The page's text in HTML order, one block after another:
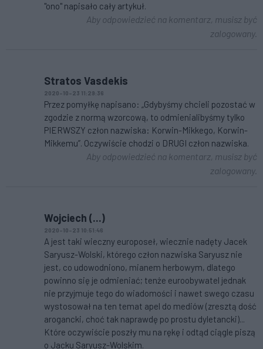
"ono" napisało cały artykuł.
Aby odpowiedzieć na komentarz, musisz być
zalogowany.
Stratos Vasdekis
2020-10-23 11:29:36
Przez pomyłkę napisano: „Gdybyśmy chcieli pozostać w
zgodzie z normą wzorcową, to odmienialibyśmy tylko
PIERWSZY człon nazwiska: Korwin-Mikkego, Korwin-
Mikkemu”. Oczywiście chodzi o DRUGI człon nazwiska.
Aby odpowiedzieć na komentarz, musisz być
zalogowany.
Wojciech (...)
2020-10-23 10:51:46
A jest taki wieczny europoseł, wiecznie nadęty Jacek
Saryusz-Wolski, którego człon nazwiska Saryusz nie
jest, co udowodniono, mianem herbowym, dlatego
powinno się je odmieniać; tenże euroobywatel jednak
nie przyjmuje tego do wiadomości i nawet swego czasu
wystosował na ten temat apel do mediów (zresztą dość
arogancki, choć tak naprawdę po prostu dyletancki)...
Które oczywiście poszły mu na rękę i odtąd ciągle piszą
o Jacku Saryusz-Wolskim.